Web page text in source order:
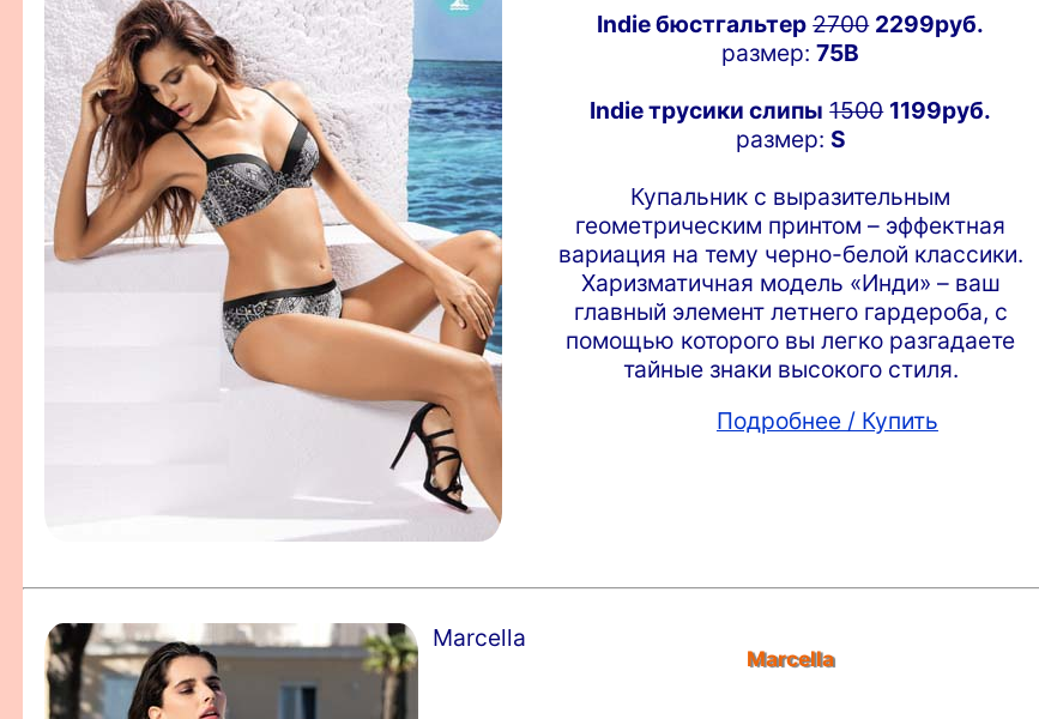
Indie бюстгальтер 2700 2299руб.
размер:75B
Indie трусики слипы 1500 1199руб.
размер: S
Купальник с выразительным
геометрическим принтом – эффектная
вариация на тему черно-белой классики.
Харизматичная модель «Инди» – ваш
главный элемент летнего гардероба, с
помощью которого вы легко разгадаете
тайные знаки высокого стиля.
Подробнее / Купить
Marcella
Marcella